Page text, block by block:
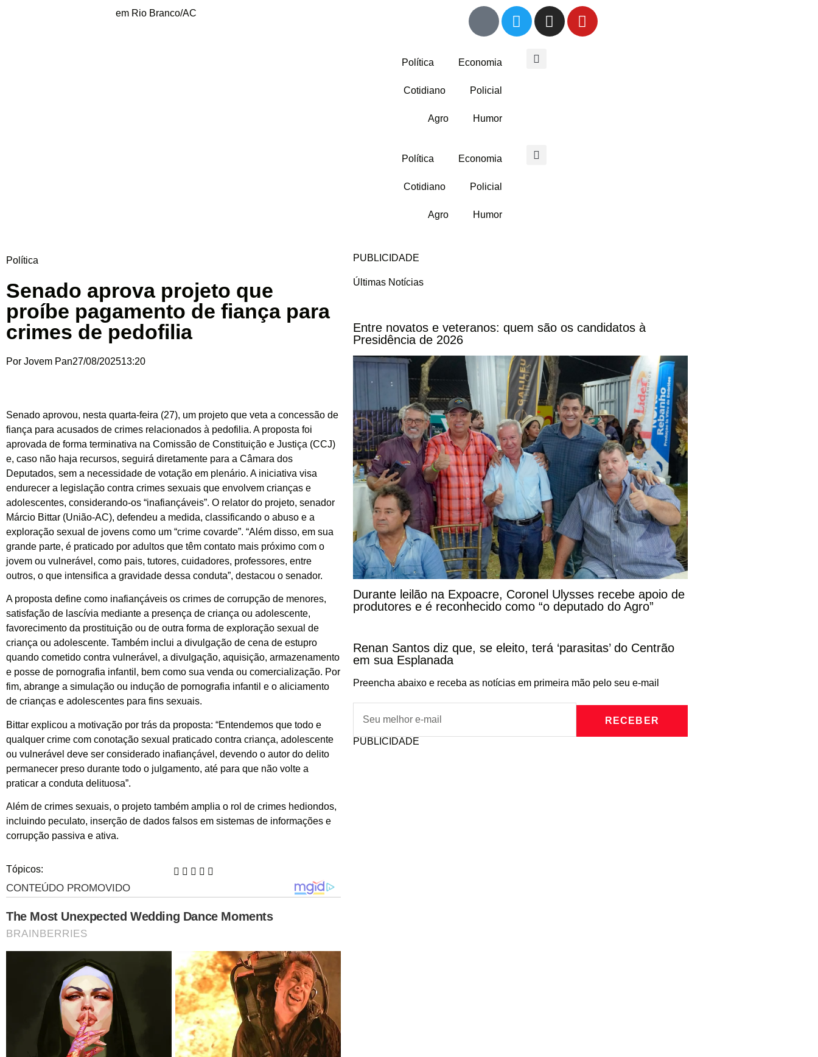
em Rio Branco/AC
Política Economia
Cotidiano Policial
Agro Humor
Política Economia
Cotidiano Policial
Agro Humor
Política
Senado aprova projeto que
proíbe pagamento de fiança para
crimes de pedofilia
Por Jovem Pan27/08/202513:20
Senado aprovou, nesta quarta-feira (27), um projeto que veta a concessão de
fiança para acusados de crimes relacionados à pedofilia. A proposta foi
aprovada de forma terminativa na Comissão de Constituição e Justiça (CCJ)
e, caso não haja recursos, seguirá diretamente para a Câmara dos
Deputados, sem a necessidade de votação em plenário. A iniciativa visa
endurecer a legislação contra crimes sexuais que envolvem crianças e
adolescentes, considerando-os “inafiançáveis”. O relator do projeto, senador
Márcio Bittar (União-AC), defendeu a medida, classificando o abuso e a
exploração sexual de jovens como um “crime covarde”. “Além disso, em sua
grande parte, é praticado por adultos que têm contato mais próximo com o
jovem ou vulnerável, como pais, tutores, cuidadores, professores, entre
outros, o que intensifica a gravidade dessa conduta”, destacou o senador.
A proposta define como inafiançáveis os crimes de corrupção de menores,
satisfação de lascívia mediante a presença de criança ou adolescente,
favorecimento da prostituição ou de outra forma de exploração sexual de
criança ou adolescente. Também inclui a divulgação de cena de estupro
quando cometido contra vulnerável, a divulgação, aquisição, armazenamento
e posse de pornografia infantil, bem como sua venda ou comercialização. Por
fim, abrange a simulação ou indução de pornografia infantil e o aliciamento
de crianças e adolescentes para fins sexuais.
Bittar explicou a motivação por trás da proposta: “Entendemos que todo e
qualquer crime com conotação sexual praticado contra criança, adolescente
ou vulnerável deve ser considerado inafiançável, devendo o autor do delito
permanecer preso durante todo o julgamento, até para que não volte a
praticar a conduta delituosa”.
Além de crimes sexuais, o projeto também amplia o rol de crimes hediondos,
incluindo peculato, inserção de dados falsos em sistemas de informações e
corrupção passiva e ativa.
Tópicos:
PUBLICIDADE
Últimas Notícias
Entre novatos e veteranos: quem são os candidatos à
Presidência de 2026
Durante leilão na Expoacre, Coronel Ulysses recebe apoio de
produtores e é reconhecido como “o deputado do Agro”
Renan Santos diz que, se eleito, terá ‘parasitas’ do Centrão
em sua Esplanada
Preencha abaixo e receba as notícias em primeira mão pelo seu e-mail
RECEBER
PUBLICIDADE